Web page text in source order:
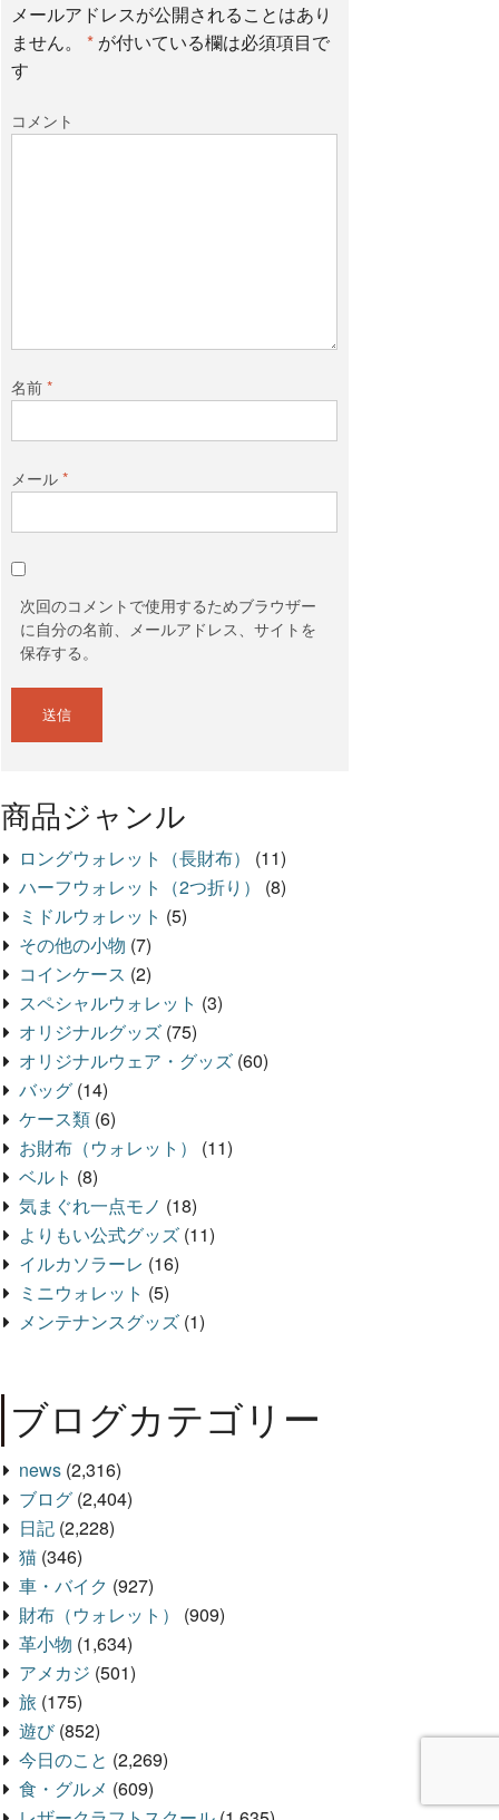
メールアドレスが公開されることはあり
ません。
* が付いている欄は必須項目で
す
コメント
名前*
メール*
次回のコメントで使用するためブラウザー
に自分の名前、メールアドレス、サイトを
保存する。
商品ジャンル
ロングウォレット（長財布）
(11)
ハーフウォレット（2つ折り）
(8)
ミドルウォレット (5)
その他の小物 (7)
コインケース (2)
スペシャルウォレット (3)
オリジナルグッズ (75)
オリジナルウェア・グッズ (60)
バッグ (14)
ケース類 (6)
お財布（ウォレット）
(11)
ベルト (8)
気まぐれ一点モノ (18)
よりもい公式グッズ (11)
イルカソラーレ (16)
ミニウォレット (5)
メンテナンスグッズ (1)
ブログカテゴリー
news (2,316)
ブログ (2,404)
日記 (2,228)
猫 (346)
車・バイク (927)
財布（ウォレット）
(909)
革小物 (1,634)
アメカジ (501)
旅 (175)
遊び(852)
今日のこと (2,269)
食・グルメ (609)